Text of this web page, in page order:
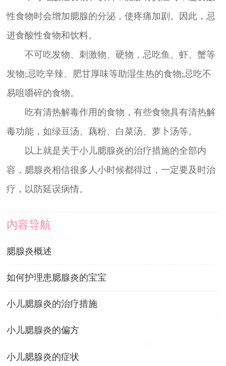
性食物时会增加腮腺的分泌，使疼痛加剧。因此，忌
进食酸性食物和饮料。
不可吃发物、刺激物、硬物，忌吃鱼、虾、蟹等
发物;忌吃辛辣、肥甘厚味等助湿生热的食物;忌吃不
易咀嚼碎的食物。
吃有清热解毒作用的食物，有些食物具有清热解
毒功能，如绿豆汤、藕粉、白菜汤、萝卜汤等。
以上就是关于小儿腮腺炎的治疗措施的全部内
容，腮腺炎相信很多人小时候都得过，一定要及时治
疗，以防延误病情。
内容导航
腮腺炎概述
如何护理患腮腺炎的宝宝
小儿腮腺炎的治疗措施
小儿腮腺炎的偏方
小儿腮腺炎的症状